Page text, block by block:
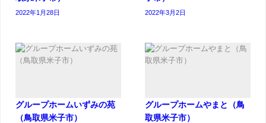
2022年1月28日 2022年3月2日
グループホームいずみの苑
（鳥取県米子市）
グループホームやまと（鳥
取県米子市）